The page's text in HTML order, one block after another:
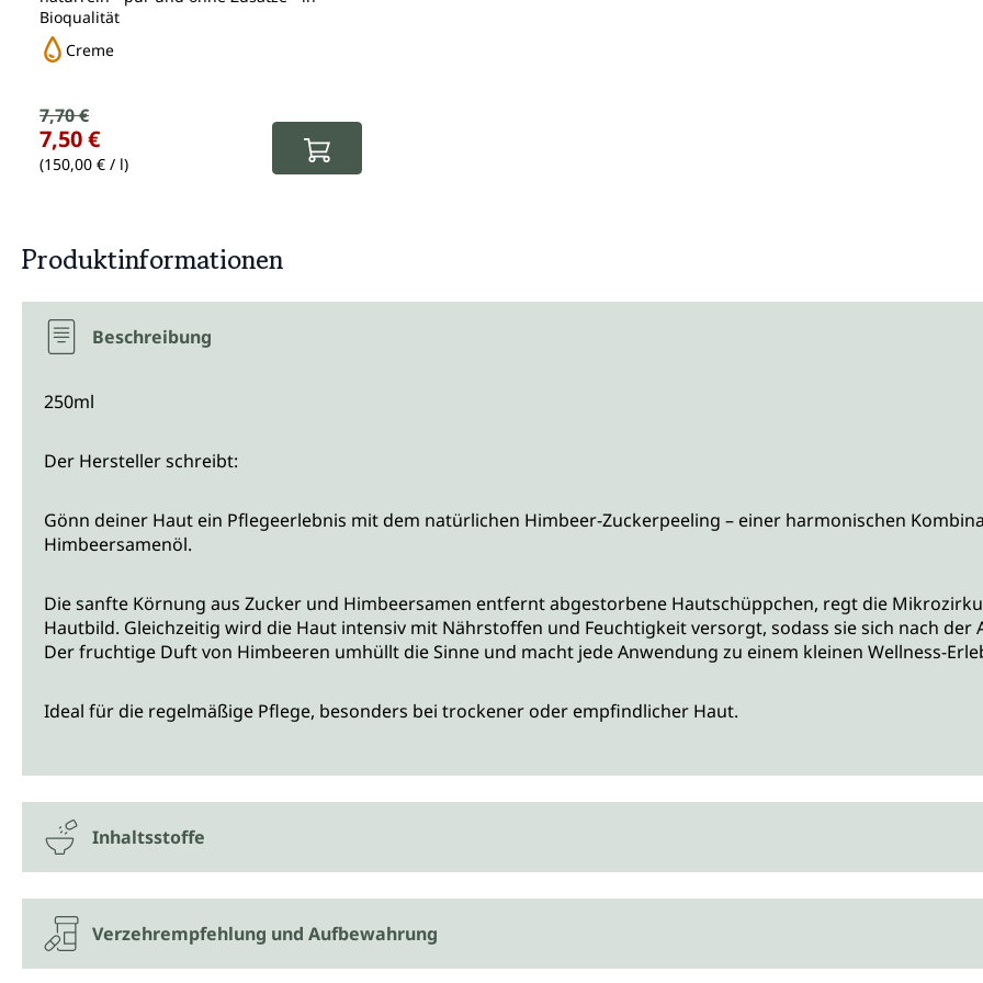
Bioqualität
Creme
Verkaufspreis:
Regulärer Preis:
7,70 €
7,50 €
(150,00 € / l)
Produktinformationen
Beschreibung
250ml
Der Hersteller schreibt:
Gönn deiner Haut ein Pflegeerlebnis mit dem natürlichen Himbeer-Zuckerpeeling – einer harmonischen
Himbeersamenöl.
Die sanfte Körnung aus Zucker und Himbeersamen entfernt abgestorbene Hautschüppchen, regt die
Hautbild. Gleichzeitig wird die Haut intensiv mit Nährstoffen und Feuchtigkeit versorgt, sodass sie sich nach
Der fruchtige Duft von Himbeeren umhüllt die Sinne und macht jede Anwendung zu einem kleinen Wellness-
Ideal für die regelmäßige Pflege, besonders bei trockener oder empfindlicher Haut.
Inhaltsstoffe
Verzehrempfehlung und Aufbewahrung